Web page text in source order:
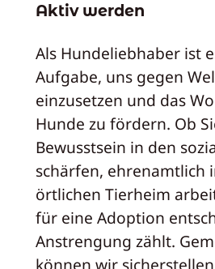
Aktiv werden
Als Hundeliebhaber ist
Aufgabe, uns gegen
einzusetzen und das
Hunde zu fördern. Ob
Bewusstsein in den
schärfen, ehrenamtlich
örtlichen Tierheim
für eine Adoption
Anstrengung zählt.
können wir